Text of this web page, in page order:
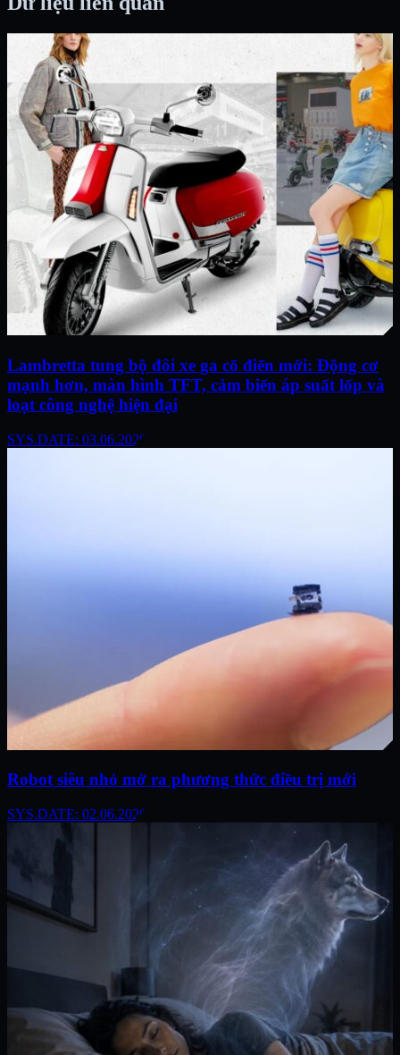
Lambretta tung bộ đôi xe ga cổ điển mới: Động cơ
mạnh hơn, màn hình TFT, cảm biến áp suất lốp và
loạt công nghệ hiện đại
SYS.DATE: 03.06.2026
Robot siêu nhỏ mở ra phương thức điều trị mới
SYS.DATE: 02.06.2026